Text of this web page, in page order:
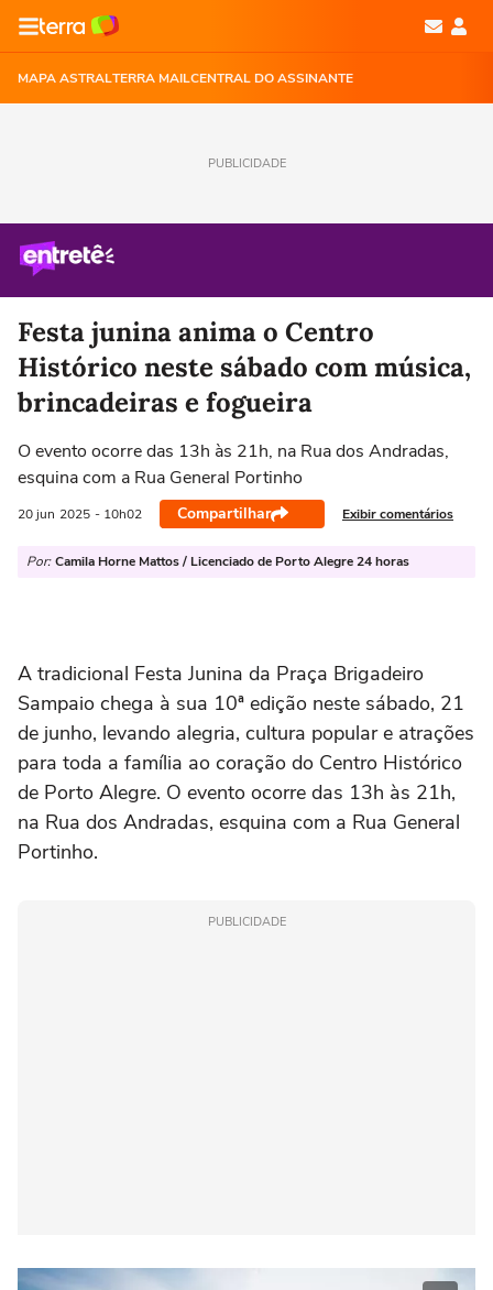
MAPA ASTRALTERRA MAILCENTRAL DO ASSINANTE
PUBLICIDADE
Festa junina anima o Centro
Histórico neste sábado com música,
brincadeiras e fogueira
O evento ocorre das 13h às 21h, na Rua dos Andradas,
esquina com a Rua General Portinho
20 jun 2025 - 10h02 Compartilhar Exibir comentários
Por: Camila Horne Mattos / Licenciado de Porto Alegre 24 horas
A tradicional Festa Junina da Praça Brigadeiro
Sampaio chega à sua 10ª edição neste sábado, 21
de junho, levando alegria, cultura popular e atrações
para toda a família ao coração do Centro Histórico
de Porto Alegre. O evento ocorre das 13h às 21h,
na Rua dos Andradas, esquina com a Rua General
Portinho.
PUBLICIDADE